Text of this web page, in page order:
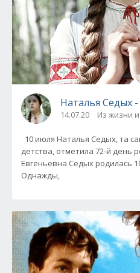
Наталья Седых
14.07.20 Из жизни
10 июля Наталья Седых, та
детства, отметила 72-й день
Евгеньевна Седых родилась
Однажды,